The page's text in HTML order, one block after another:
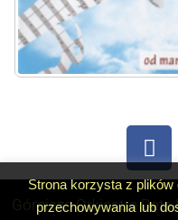
Górnicza Orkiestra Dęta
Strona korzysta z
przechowywania lub